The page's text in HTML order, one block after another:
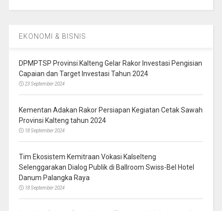
EKONOMI & BISNIS
DPMPTSP Provinsi Kalteng Gelar Rakor Investasi Pengisian
Capaian dan Target Investasi Tahun 2024
23 September 2024
Kementan Adakan Rakor Persiapan Kegiatan Cetak Sawah
Provinsi Kalteng tahun 2024
18 September 2024
Tim Ekosistem Kemitraan Vokasi Kalselteng
Selenggarakan Dialog Publik di Ballroom Swiss-Bel Hotel
Danum Palangka Raya
18 September 2024